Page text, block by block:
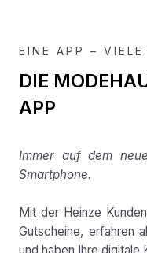
EINE APP – VIELE
DIE
APP
Immer auf dem
Smartphone.
Mit der Heinze
Gutscheine, erfahren